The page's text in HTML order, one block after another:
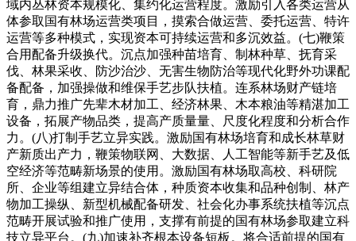
域内丛林资本规模化、集约化运营程度。激励引入各类运营从
体参取国有林场运营类项目，摸索合做运营、委托运营、特许
运营等多种模式，实现资本可持续运营和多沉效益。(七)鞭策
合用配备升级换代。沉点加强种苗培育、制林种草、抚育采
伐、林果采收、防沙治沙、无害生物防治等现代化野外功课配
备配备，加强操做和维保手艺步队扶植。连系林场财产链培
育，鼎力推广先辈木材加工、经济林果、木本粮油等精湛加工
设备，拓展产物品类，提高产质量量、尺度化程度和分析合作
力。(八)打制手艺立异实践。激励国有林场培育和成长林草财
产新质出产力，鞭策物联网、大数据、人工智能等新手艺及低
空经济等范畴新场景的使用。激励国有林场取高校、科研院
所、企业等组建立异结合体，种质资本收集和品种创制、林产
物加工操纵、新型机械配备研发、社会化办事系统扶植等沉点
范畴开展试验和推广使用，支撑有前提的国有林场参取建立科
技立异平台。(九)加速补齐根本设备短板。将合适前提的国有